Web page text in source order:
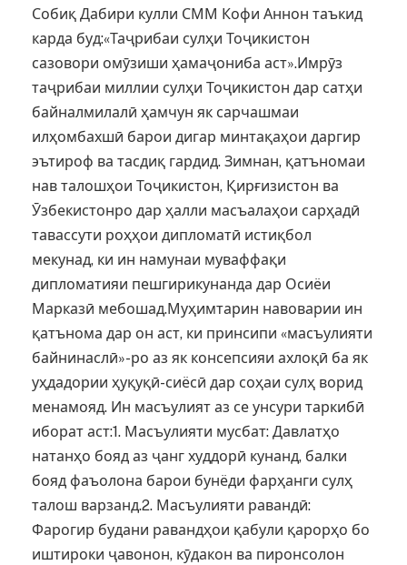
Собиқ Дабири кулли СММ Кофи Аннон таъкид
карда буд:«Таҷрибаи сулҳи Тоҷикистон
сазовори омӯзиши ҳамаҷониба аст».Имрӯз
таҷрибаи миллии сулҳи Тоҷикистон дар сатҳи
байналмилалӣ ҳамчун як сарчашмаи
илҳомбахшӣ барои дигар минтақаҳои даргир
эътироф ва тасдиқ гардид. Зимнан, қатъномаи
нав талошҳои Тоҷикистон, Қирғизистон ва
Ӯзбекистонро дар ҳалли масъалаҳои сарҳадӣ
тавассути роҳҳои дипломатӣ истиқбол
мекунад, ки ин намунаи муваффақи
дипломатияи пешгирикунанда дар Осиёи
Марказӣ мебошад.Муҳимтарин навоварии ин
қатънома дар он аст, ки принсипи «масъулияти
байнинаслӣ»-ро аз як консепсияи ахлоқӣ ба як
уҳдадории ҳуқуқӣ-сиёсӣ дар соҳаи сулҳ ворид
менамояд. Ин масъулият аз се унсури таркибӣ
иборат аст:1. Масъулияти мусбат: Давлатҳо
натанҳо бояд аз ҷанг худдорӣ кунанд, балки
бояд фаъолона барои бунёди фарҳанги сулҳ
талош варзанд.2. Масъулияти равандӣ:
Фарогир будани равандҳои қабули қарорҳо бо
иштироки ҷавонон, кӯдакон ва пиронсолон